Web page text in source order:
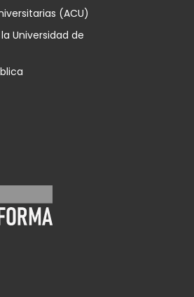
(ACU)
Universidad de